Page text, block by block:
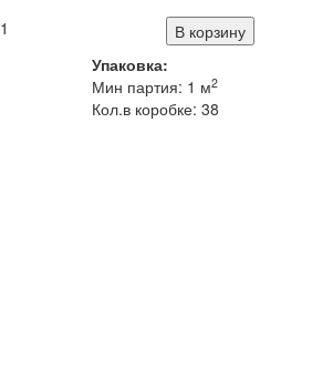
Упаковка:
Мин партия: 1 м2
Кол.в коробке: 38